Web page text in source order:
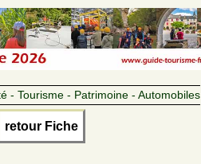
- Tourisme - Patrimoine - Automobiles
retour Fiche